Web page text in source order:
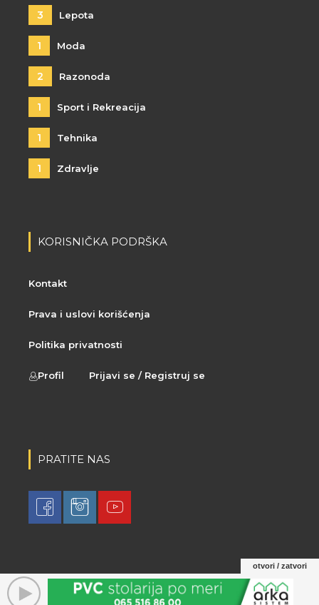
3 Lepota
1 Moda
2 Razonoda
1 Sport i Rekreacija
1 Tehnika
1 Zdravlje
KORISNIČKA PODRŠKA
Kontakt
Prava i uslovi korišćenja
Politika privatnosti
Profil Prijavi se / Registruj se
PRATITE NAS
© 2021 LovaLova. All rights reserved.
otvori / zatvori